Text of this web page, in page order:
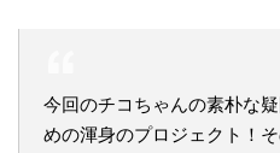
今回のチコちゃんの素朴な
めの渾身のプロジェクト！